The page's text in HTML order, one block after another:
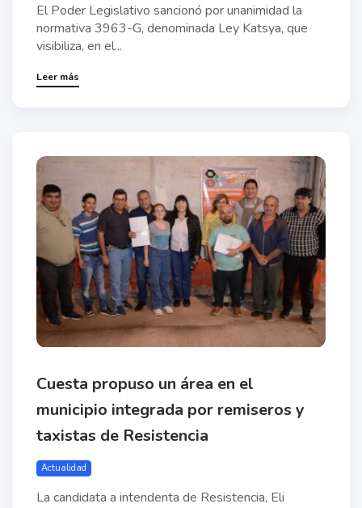
El Poder Legislativo sancionó por unanimidad la
normativa 3963-G, denominada Ley Katsya, que
visibiliza, en el...
Leer más
Cuesta propuso un área en el
municipio integrada por remiseros y
taxistas de Resistencia
Actualidad
La candidata a intendenta de Resistencia, Eli